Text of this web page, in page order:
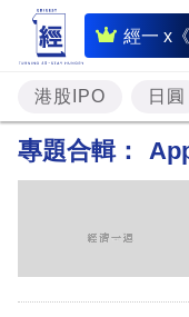
經一 x
即
時
財
經
資
港股IPO 日圓
專題合輯：